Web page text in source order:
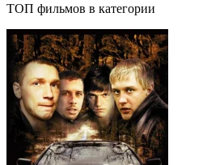
ТОП фильмов в категории